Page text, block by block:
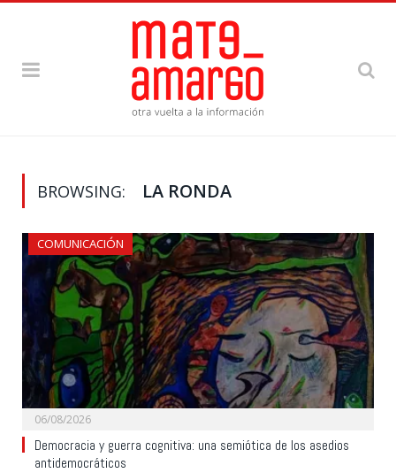
BROWSING: LA RONDA
COMUNICACIÓN
06/08/2026
Democracia y guerra cognitiva: una semiótica de los asedios
antidemocráticos